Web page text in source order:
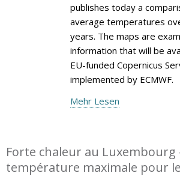
publishes today a
average temperatures
years. The maps are
information that will be
EU-funded Copernicus
implemented by ECMWF.
Mehr Lesen
Forte chaleur au Luxembourg
température maximale pour